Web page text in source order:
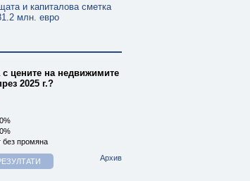
и капиталова сметка
млн. евро
цените на недвижимите
2025 г.?
без промяна
Архив